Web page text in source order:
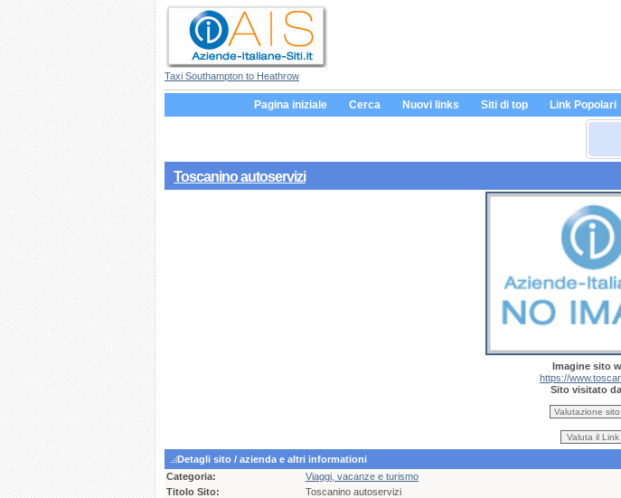
Taxi Southampton to Heathrow
Pagina iniziale Cerca Nuovi links Siti di top Link Popolari
Toscanino autoservizi
Imagine sito
https://
Sito visitato da
Detagli sito / azienda e altri informationi
Categoria:
Viaggi, vacanze e turismo
Titolo Sito:
Toscanino autoservizi